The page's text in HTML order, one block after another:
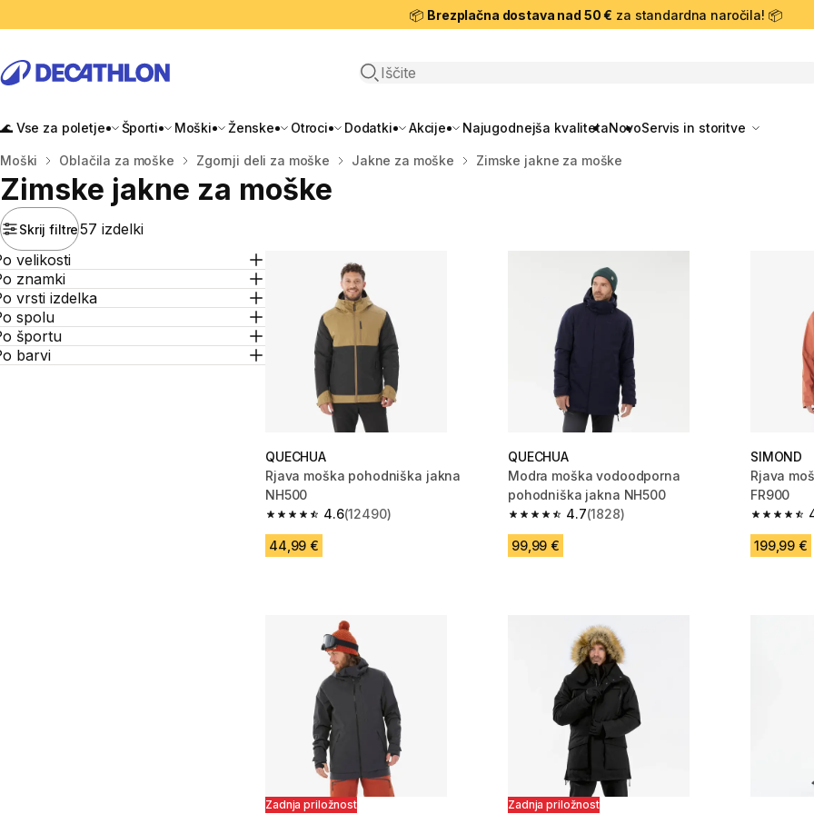
📦 Brezplačna dostava nad 50 € za standardna naročila! 📦
Odpri iskanje
🌊 Vse za poletje Športi Moški Ženske Otroci Dodatki Akcije Najugodnejša kvalitetaNovoServis in storitve
Domov
Moški Oblačila za moške Zgornji deli za moške Jakne za moške Zimske jakne za moške
Zimske jakne za moške
Skrij filtre57 izdelki
velikosti
znamki
vrsti izdelka
spolu
športu
barvi
QUECHUA
Rjava moška pohodniška jakna
NH500
4.6
4.6 od 5 zvezdic from 12490 ocene
(12490)
44,99 €
QUECHUA
Modra moška vodoodporna
pohodniška jakna NH500
4.7
4.7 od 5 zvezdic from 1828 ocene
(1828)
99,99 €
SIMOND
Rjava
FR900
4.5 od 5
199,99 €
Zadnja priložnost Zadnja priložnost